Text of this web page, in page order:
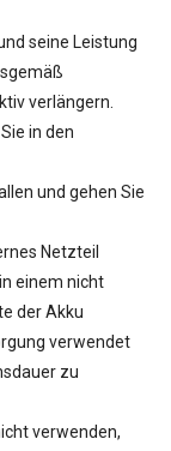
seine Leistung
verlängern.
in den
und gehen Sie
Netzteil
einem nicht
der Akku
verwendet
zu
verwenden,